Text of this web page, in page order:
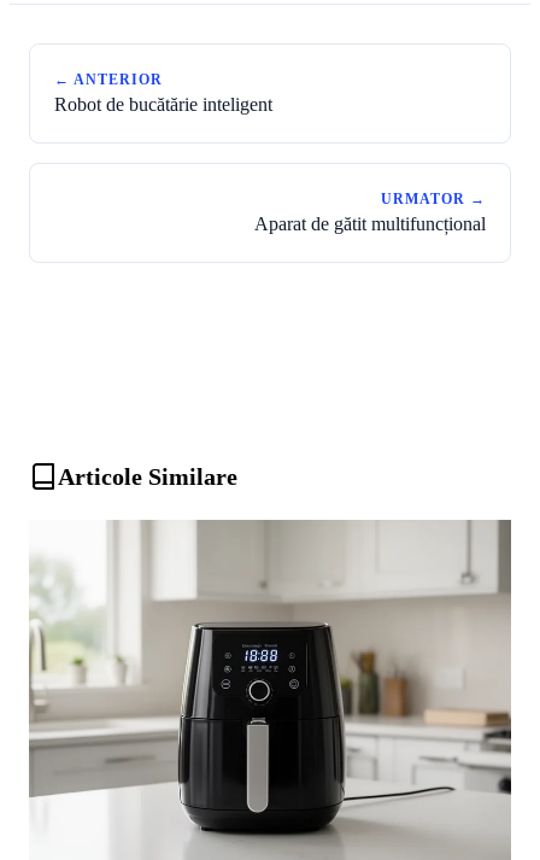
← ANTERIOR
Robot de bucătărie inteligent
URMATOR →
Aparat de gătit multifuncțional
Articole Similare